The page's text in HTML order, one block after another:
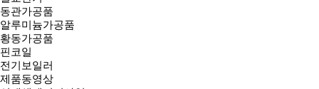
동관가공품
알루미늄가공품
황동가공품
핀코일
전기보일러
제품동영상
회사개요| 회사연혁
회사연혁
회사연혁